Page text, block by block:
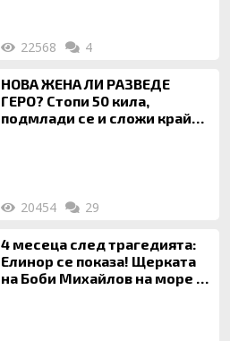
22568 4
НОВА ЖЕНА ЛИ РАЗВЕДЕ
ГЕРО? Стопи 50 кила,
подмлади се и сложи край
20454 29
4 месеца след трагедията:
Елинор се показа! Щерката
на Боби Михайлов на море с